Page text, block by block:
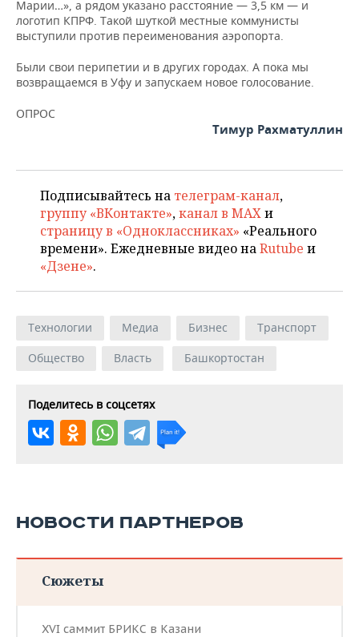
Марии…», а рядом указано расстояние — 3,5 км — и
логотип КПРФ. Такой шуткой местные коммунисты
выступили против переименования аэропорта.
Были свои перипетии и в других городах. А пока мы
возвращаемся в Уфу и запускаем новое голосование.
ОПРОС
Тимур Рахматуллин
Подписывайтесь на телеграм-канал,
группу «ВКонтакте»,канал в MAXи
страницу в «Одноклассниках» «Реального
времени». Ежедневные видео наRutube и
«Дзене».
Технологии Медиа Бизнес
Транспорт
Общество
Власть Башкортостан
Поделитесь в соцсетях
НОВОСТИ ПАРТНЕРОВ
Сюжеты
XVI саммит БРИКС в Казани